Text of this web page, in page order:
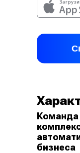
Команда
бизнеса